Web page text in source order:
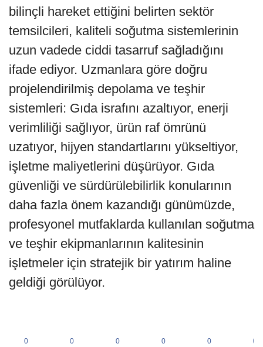
bilinçli hareket ettiğini belirten sektör
temsilcileri, kaliteli soğutma sistemlerinin
uzun vadede ciddi tasarruf sağladığını
ifade ediyor. Uzmanlara göre doğru
projelendirilmiş depolama ve teşhir
sistemleri: Gıda israfını azaltıyor, enerji
verimliliği sağlıyor, ürün raf ömrünü
uzatıyor, hijyen standartlarını yükseltiyor,
işletme maliyetlerini düşürüyor. Gıda
güvenliği ve sürdürülebilirlik konularının
daha fazla önem kazandığı günümüzde,
profesyonel mutfaklarda kullanılan soğutma
ve teşhir ekipmanlarının kalitesinin
işletmeler için stratejik bir yatırım haline
geldiği görülüyor.